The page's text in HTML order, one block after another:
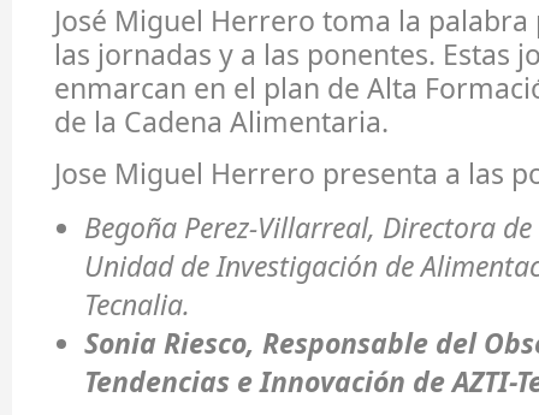
José Miguel Herrero toma la
las jornadas y a las ponentes. Estas
enmarcan en el plan de Alta
de la Cadena Alimentaria.
Jose Miguel Herrero presenta a las
Begoña Perez-Villarreal, Directora
Unidad de Investigación de
Tecnalia.
Sonia Riesco, Responsable del
Tendencias e Innovación de AZTI-